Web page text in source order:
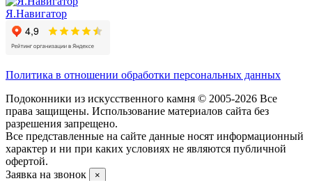
Я.Навигатор
Политика в отношении обработки персональных данных
Подоконники из искусственного камня © 2005-2026 Все
права защищены. Использование материалов сайта без
разрешения запрещено.
Все представленные на сайте данные носят информационный
характер и ни при каких условиях не являются публичной
офертой.
Заявка на звонок
×